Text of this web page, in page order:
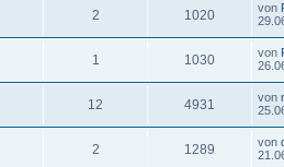
2 1020 von
1 1030 von
12 4931 von
2 1289 von